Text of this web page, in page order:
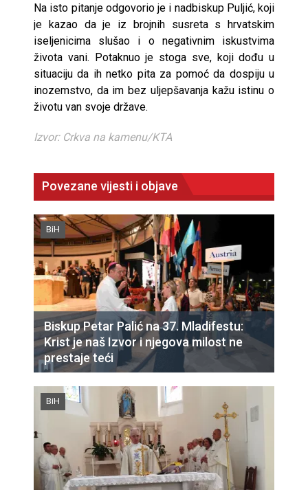
Na isto pitanje odgovorio je i nadbiskup Puljić, koji
je kazao da je iz brojnih susreta s hrvatskim
iseljenicima slušao i o negativnim iskustvima
života vani. Potaknuo je stoga sve, koji dođu u
situaciju da ih netko pita za pomoć da dospiju u
inozemstvo, da im bez uljepšavanja kažu istinu o
životu van svoje države.
Izvor: Crkva na kamenu/KTA
Povezane vijesti i objave
BiH
Biskup Petar Palić na 37. Mladifestu:
Krist je naš Izvor i njegova milost ne
prestaje teći
BiH